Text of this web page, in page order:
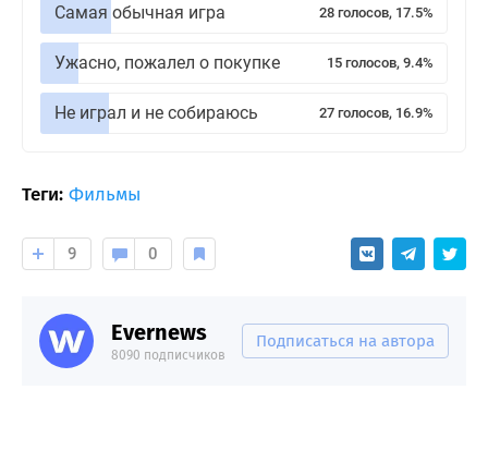
Самая обычная игра 28 голосов, 17.5%
Ужасно, пожалел о покупке 15 голосов, 9.4%
Не играл и не собираюсь 27 голосов, 16.9%
Теги: Фильмы
9 0
Evernews
8090 подписчиков
Подписаться на автора